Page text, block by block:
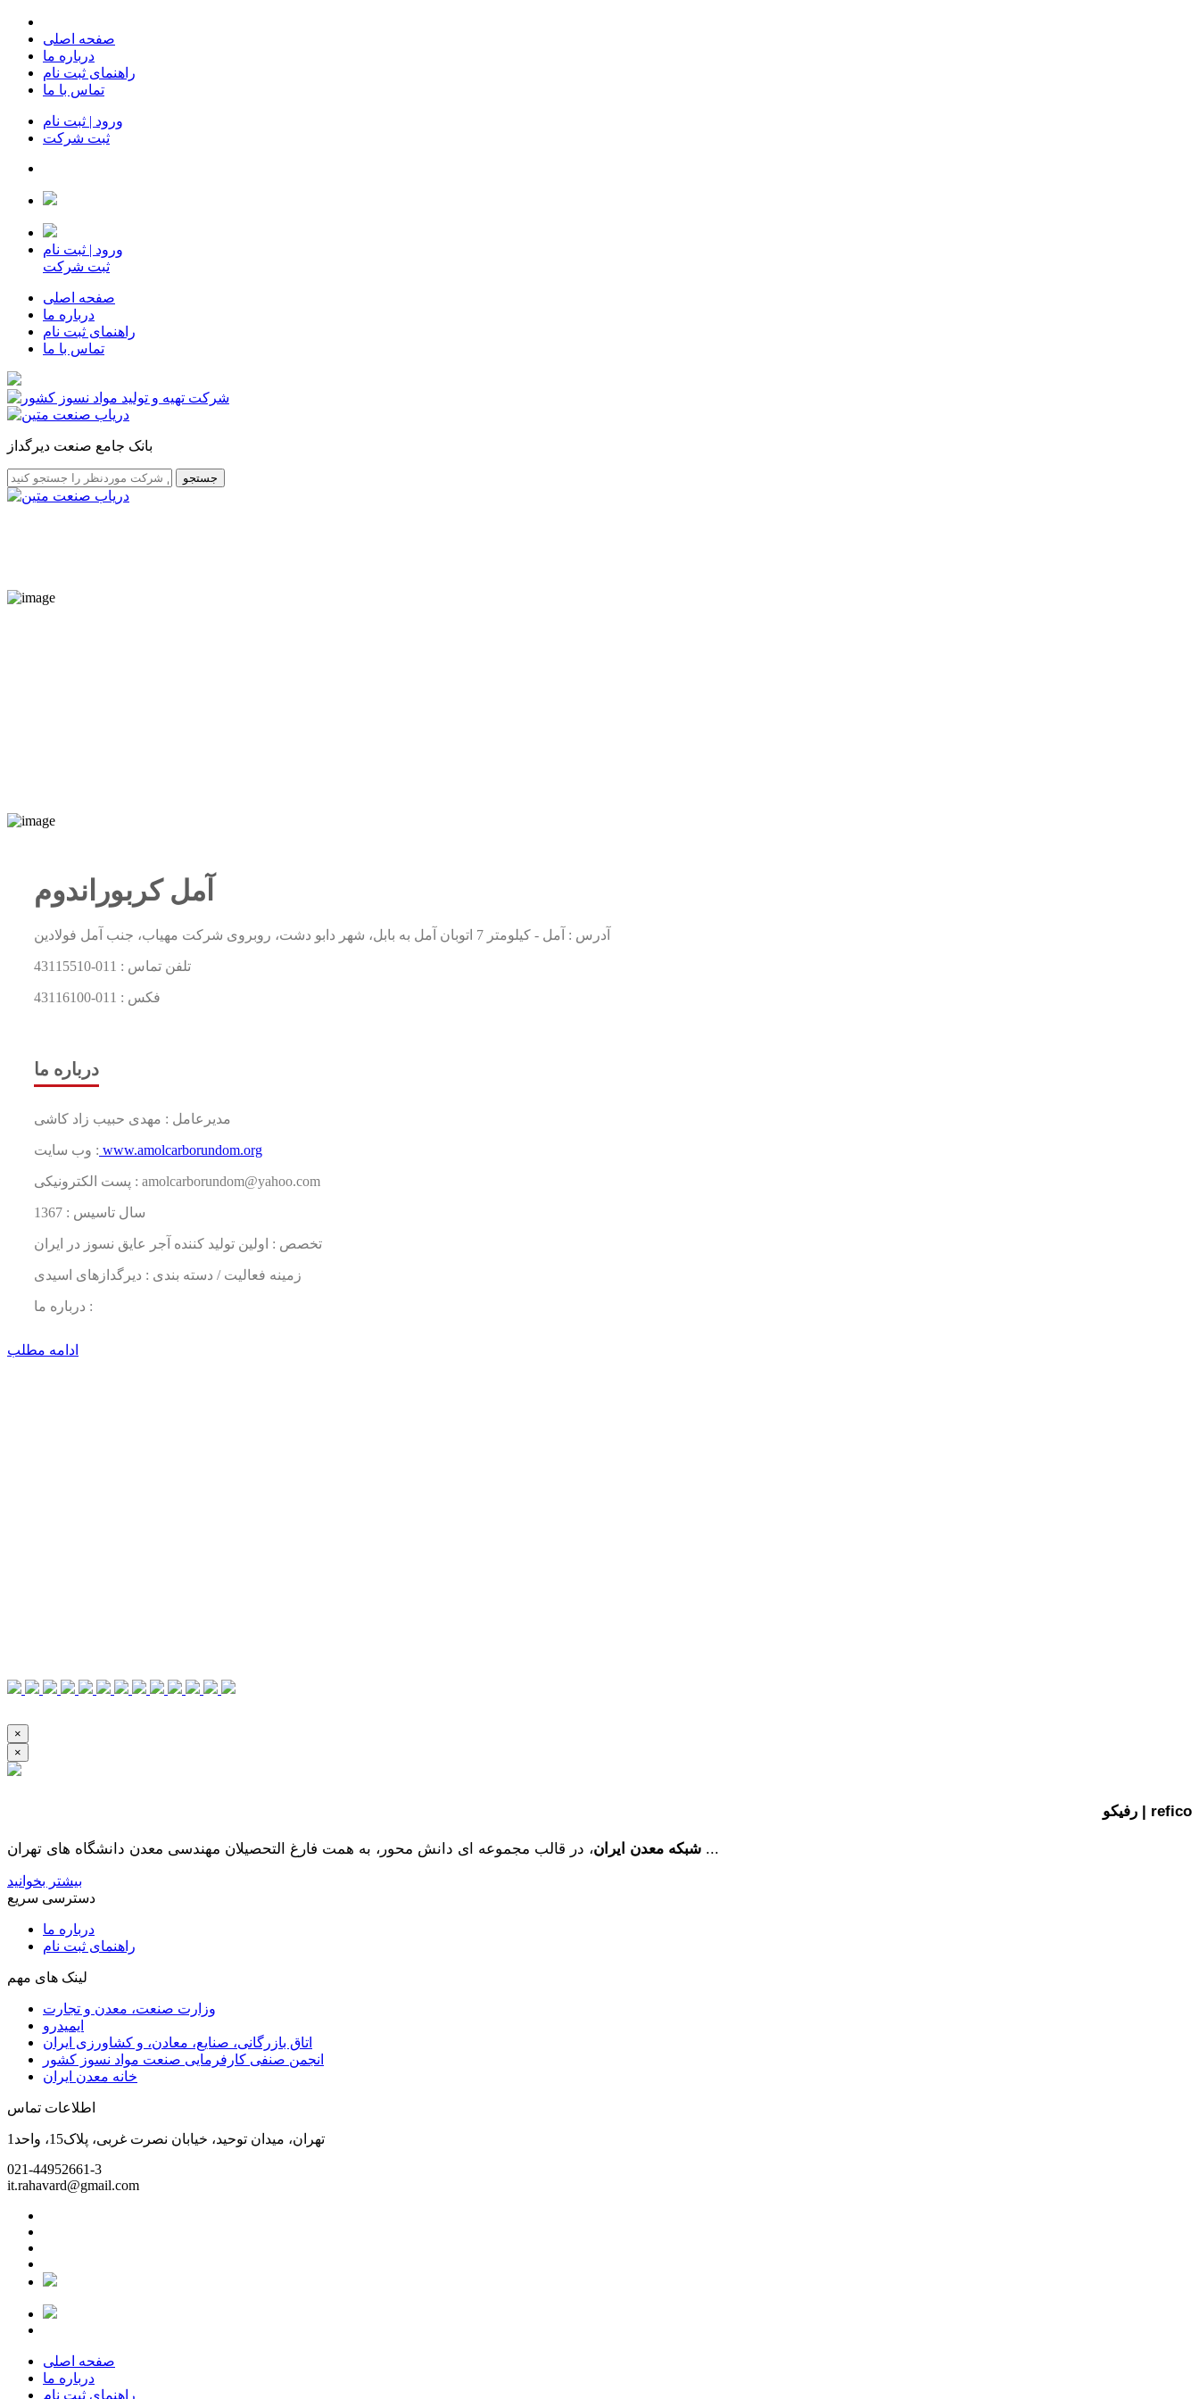
صفحه اصلی
درباره ما
راهنمای ثبت نام
تماس با ما
ورود | ثبت نام
ثبت شرکت
ورود | ثبت نام
ثبت شرکت
صفحه اصلی
درباره ما
راهنمای ثبت نام
تماس با ما
بانک جامع صنعت دیرگداز
جستجو
آمل کربوراندوم
آدرس : آمل - کیلومتر 7 اتوبان آمل به بابل، شهر دابو دشت، روبروی شرکت مهیاب، جنب آمل فولادین
تلفن تماس : 011-43115510
فکس : 011-43116100
درباره ما
مدیرعامل : مهدی حبیب زاد کاشی
وب سایت : www.amolcarborundom.org
پست الکترونیکی : amolcarborundom@yahoo.com
سال تاسیس : 1367
تخصص : اولین تولید كننده آجر عایق نسوز در ایران
زمینه فعالیت / دسته بندی : دیرگدازهای اسیدی
درباره ما :
ادامه مطلب
×
×
رفیکو | refico
شبکه معدن ایران ، در قالب مجموعه ای دانش محور، به همت فارغ­ التحصیلان مهندسی معدن دانشگاه ­های تهران ...
بیشتر بخوانید
دسترسی سریع
درباره ما
راهنمای ثبت نام
لینک های مهم
وزارت صنعت، معدن و تجارت
ایمیدرو
اتاق بازرگانی، صنایع، معادن، و کشاورزی ایران
انجمن صنفی کارفرمایی صنعت مواد نسوز کشور
خانه معدن ایران
اطلاعات تماس
تهران، میدان توحید، خیابان نصرت غربی، پلاک15، واحد1
021-44952661-3
it.rahavard@gmail.com
صفحه اصلی
درباره ما
راهنمای ثبت نام